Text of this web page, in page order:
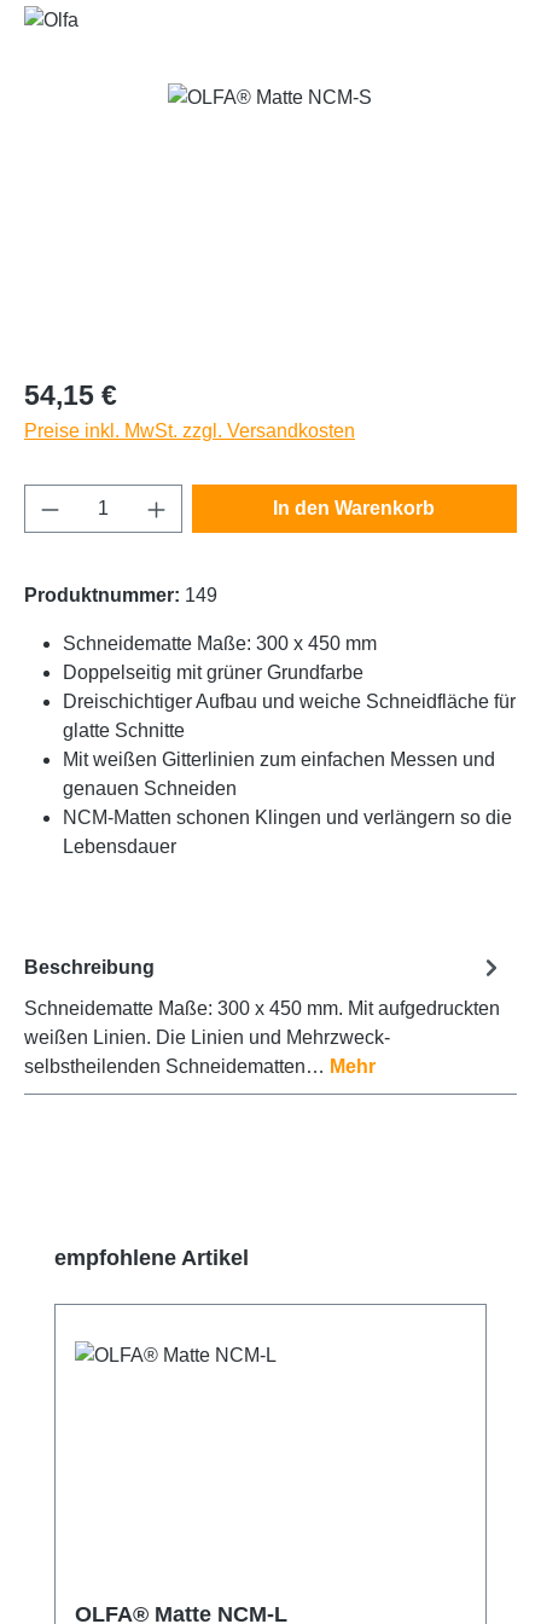
Bildergalerie überspringen
Regulärer Preis:
54,15 €
Preise inkl. MwSt. zzgl. Versandkosten
Produkt Anzahl: Gib den gewünschten
In den Warenkorb
Produktnummer: 149
Schneidematte Maße: 300 x 450 mm
Doppelseitig mit grüner Grundfarbe
Dreischichtiger Aufbau und weiche Schneidfläche für
glatte Schnitte
Mit weißen Gitterlinien zum einfachen Messen und
genauen Schneiden
NCM-Matten schonen Klingen und verlängern so die
Lebensdauer
Beschreibung
Schneidematte Maße: 300 x 450 mm. Mit aufgedruckten
weißen Linien. Die Linien und Mehrzweck-
selbstheilenden Schneidematten… Mehr
Produktgalerie überspringen
empfohlene Artikel
OLFA® Matte NCM-L